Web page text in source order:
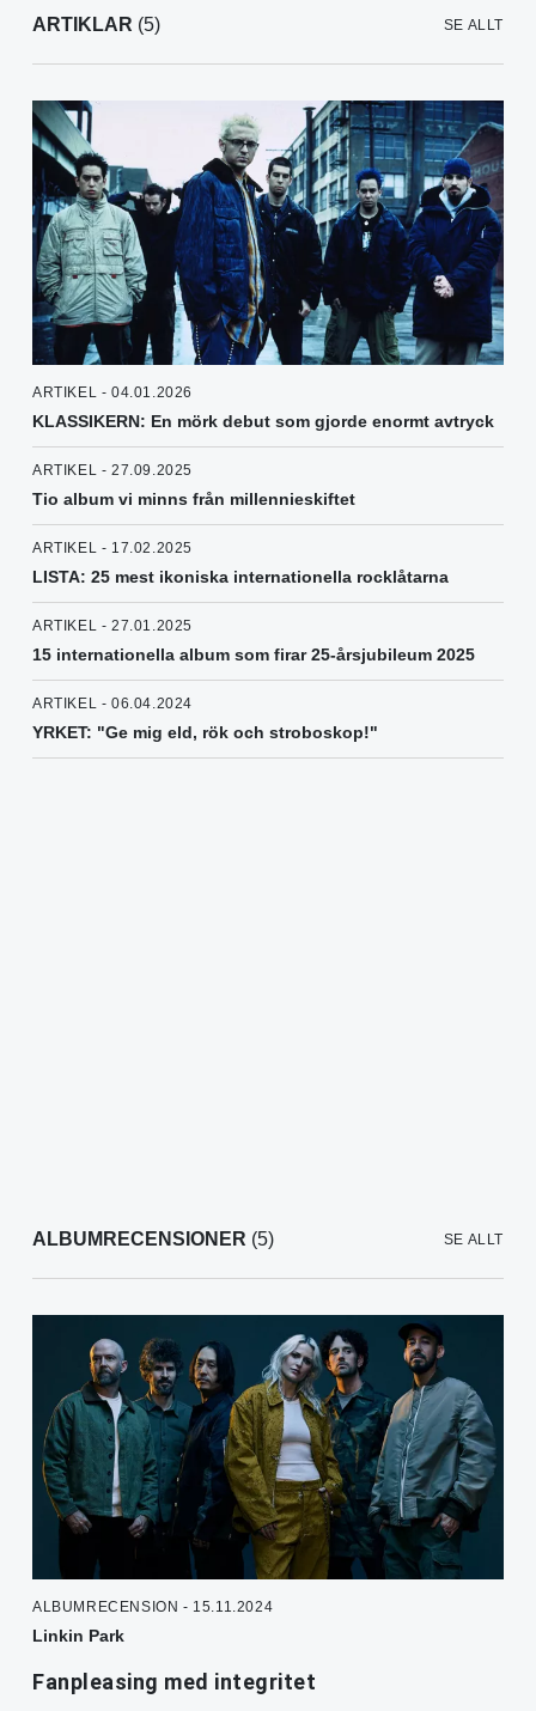
ARTIKLAR (5) SE ALLT
ARTIKEL - 04.01.2026
KLASSIKERN: En mörk debut som gjorde enormt avtryck
ARTIKEL - 27.09.2025
Tio album vi minns från millennieskiftet
ARTIKEL - 17.02.2025
LISTA: 25 mest ikoniska internationella rocklåtarna
ARTIKEL - 27.01.2025
15 internationella album som firar 25-årsjubileum 2025
ARTIKEL - 06.04.2024
YRKET: "Ge mig eld, rök och stroboskop!"
ALBUMRECENSIONER (5) SE ALLT
ALBUMRECENSION - 15.11.2024
Linkin Park
Fanpleasing med integritet